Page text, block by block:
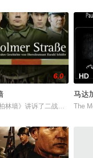
攻当中。蒋
士萨维列夫去莫斯科途中，
6.0
林墙》讲诉了二战后德国分
HD
马达
The